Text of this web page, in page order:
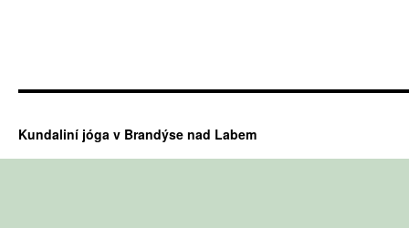
Kundaliní jóga v Brandýse nad Labem